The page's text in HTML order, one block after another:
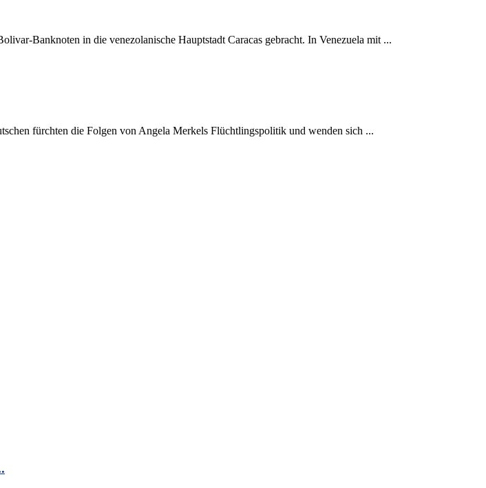
Banknoten in die venezolanische Hauptstadt Caracas gebracht. In Venezuela mit ...
fürchten die Folgen von Angela Merkels Flüchtlingspolitik und wenden sich ...